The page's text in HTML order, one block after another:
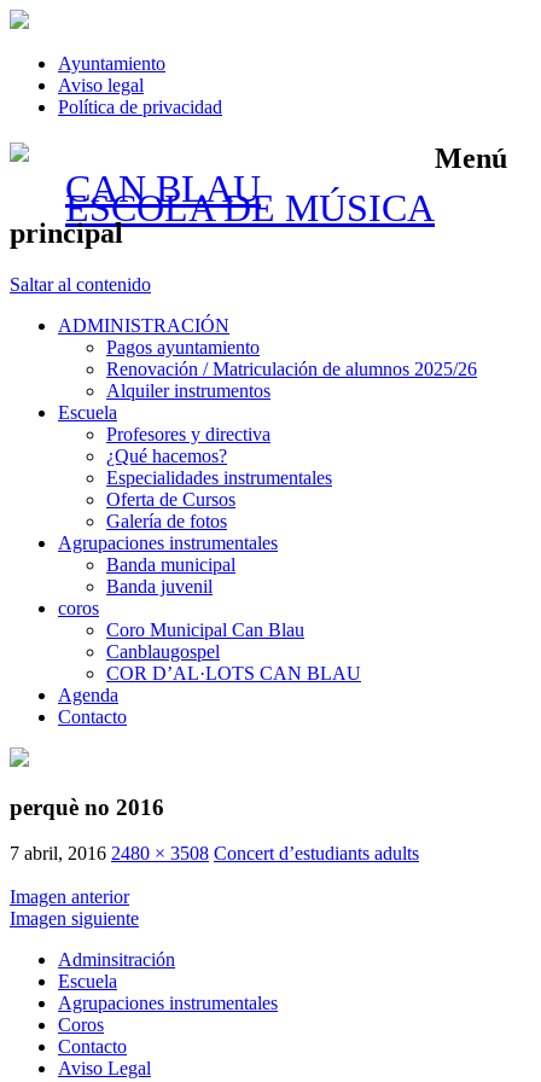
Ayuntamiento
Aviso legal
Política de privacidad
CAN BLAU
ESCOLA DE MÚSICA
Menú
principal
Saltar al contenido
ADMINISTRACIÓN
Pagos ayuntamiento
Renovación / Matriculación de alumnos 2025/26
Alquiler instrumentos
Escuela
Profesores y directiva
¿Qué hacemos?
Especialidades instrumentales
Oferta de Cursos
Galería de fotos
Agrupaciones instrumentales
Banda municipal
Banda juvenil
coros
Coro Municipal Can Blau
Canblaugospel
COR D’AL·LOTS CAN BLAU
Agenda
Contacto
perquè no 2016
7 abril, 2016 2480 × 3508 Concert d’estudiants adults
Imagen anterior
Imagen siguiente
Adminsitración
Escuela
Agrupaciones instrumentales
Coros
Contacto
Aviso Legal